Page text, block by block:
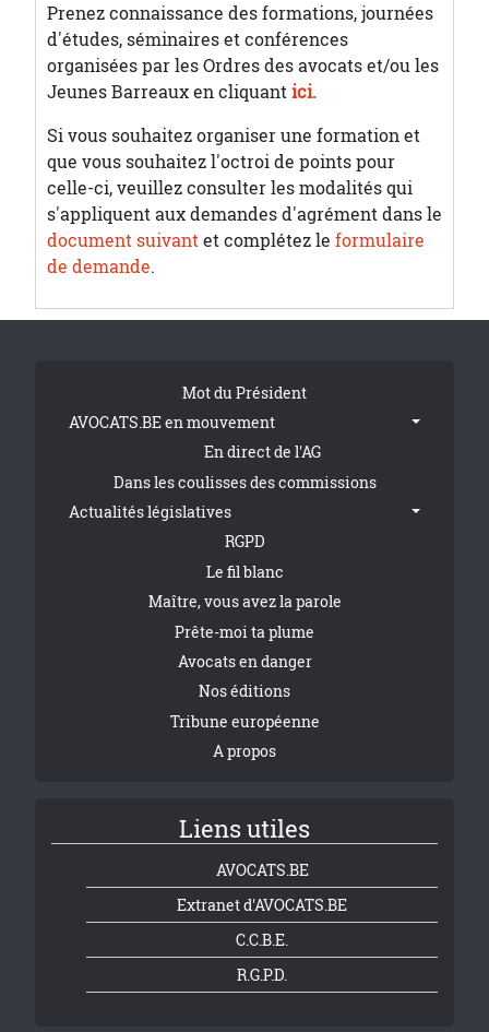
Prenez connaissance des formations, journées
d'études, séminaires et conférences
organisées par les Ordres des avocats et/ou les
Jeunes Barreaux en cliquantici.
Si vous souhaitez organiser une formation et
que vous souhaitez l'octroi de points pour
celle-ci, veuillez consulter les modalités qui
s'appliquent aux demandes d'agrément dans le
document suivantet complétez le formulaire
de demande.
Tribune FooterMot du Président
AVOCATS.BE en mouvement
En direct de l'AG
Dans les coulisses des commissions
Actualités législatives
RGPD
Le fil blanc
Maître, vous avez la parole
Prête-moi ta plume
Avocats en danger
Nos éditions
Tribune européenne
A propos
Liens utiles
AVOCATS.BE
Extranet d'AVOCATS.BE
C.C.B.E.
R.G.P.D.